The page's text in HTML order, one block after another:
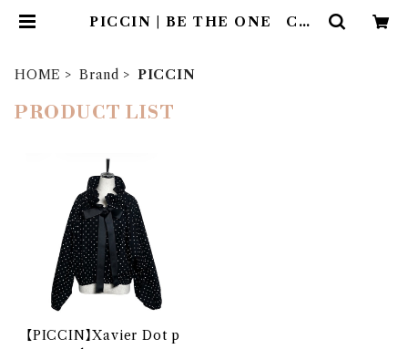
PICCIN | BE THE ONE Co.,
HOME Brand PICCIN
PRODUCT LIST
【PICCIN】Xavier Dot p